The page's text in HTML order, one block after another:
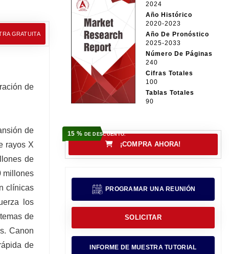
GRATUITA
de
de
rayos X
de
millones
clínicas
los
de
Canon
de
2024
Año Histórico
2020-2023
Año De Pronóstico
2025-2033
Número De Páginas
240
Cifras Totales
100
Tablas Totales
90
15 % DE DESCUENTO.
¡COMPRA AHORA!
PROGRAMAR UNA REUNIÓN
SOLICITAR
INFORME DE MUESTRA TUTORIAL